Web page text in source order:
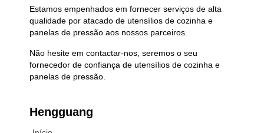
Estamos empenhados em fornecer serviços de alta
qualidade por atacado de utensílios de cozinha e
panelas de pressão aos nossos parceiros.
Não hesite em contactar-nos, seremos o seu
fornecedor de confiança de utensílios de cozinha e
panelas de pressão.
Hengguang